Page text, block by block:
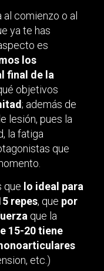
comienzo o al
ya te has
es
los
final de la
objetivos
; además de
lesión, pues la
la fatiga
que
que lo ideal para
repes, que por
que la
15-20tiene
etc.)